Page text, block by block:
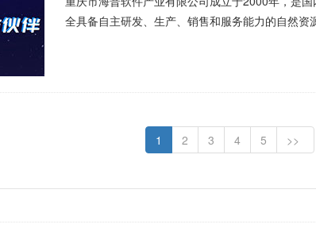
全具备自主研发、生产、销售和服务能力的自然资
1 2 3 4 5 >>